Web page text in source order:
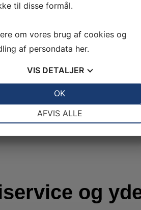
og
til disse formål.
om vores brug af cookies og
af persondata her.
VIS DETALJER
AFVIS ALLE
OK